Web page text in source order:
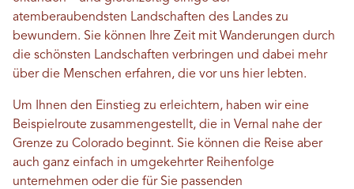
atemberaubendsten Landschaften des Landes zu
bewundern. Sie können Ihre Zeit mit Wanderungen durch
die schönsten Landschaften verbringen und dabei mehr
über die Menschen erfahren, die vor uns hier lebten.
Um Ihnen den Einstieg zu erleichtern, haben wir eine
Beispielroute zusammengestellt, die in Vernal nahe der
Grenze zu Colorado beginnt. Sie können die Reise aber
auch ganz einfach in umgekehrter Reihenfolge
unternehmen oder die für Sie passenden